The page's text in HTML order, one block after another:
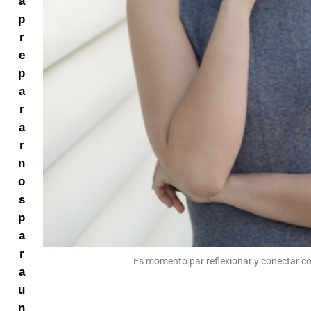
p
r
e
p
a
r
a
r
n
o
s
p
a
r
a
u
n
Es momento par reflexionar y conectar